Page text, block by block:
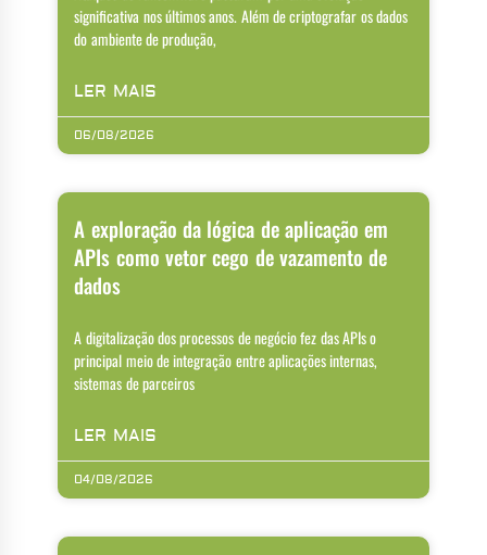
significativa nos últimos anos. Além de criptografar os dados
do ambiente de produção,
LER MAIS
06/08/2026
A exploração da lógica de aplicação em
APIs como vetor cego de vazamento de
dados
A digitalização dos processos de negócio fez das APIs o
principal meio de integração entre aplicações internas,
sistemas de parceiros
LER MAIS
04/08/2026